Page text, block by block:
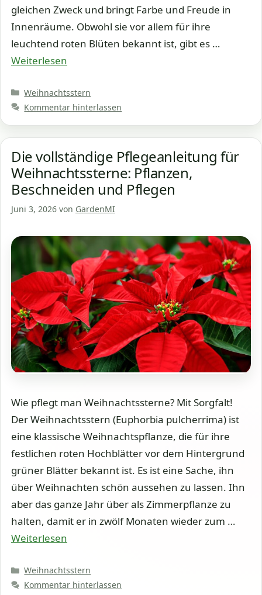
gleichen Zweck und bringt Farbe und Freude in
Innenräume. Obwohl sie vor allem für ihre
leuchtend roten Blüten bekannt ist, gibt es …
Weiterlesen
Kategorien
Weihnachtsstern
Kommentar hinterlassen
Die vollständige Pflegeanleitung für
Weihnachtssterne: Pflanzen,
Beschneiden und Pflegen
Juni 3, 2026 von GardenMI
Wie pflegt man Weihnachtssterne? Mit Sorgfalt!
Der Weihnachtsstern (Euphorbia pulcherrima) ist
eine klassische Weihnachtspflanze, die für ihre
festlichen roten Hochblätter vor dem Hintergrund
grüner Blätter bekannt ist. Es ist eine Sache, ihn
über Weihnachten schön aussehen zu lassen. Ihn
aber das ganze Jahr über als Zimmerpflanze zu
halten, damit er in zwölf Monaten wieder zum …
Weiterlesen
Kategorien
Weihnachtsstern
Kommentar hinterlassen